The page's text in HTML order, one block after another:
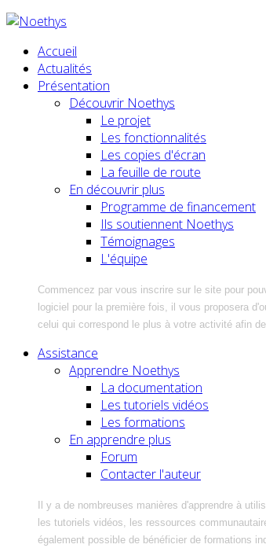
Accueil
Actualités
Présentation
Découvrir Noethys
Le projet
Les fonctionnalités
Les copies d'écran
La feuille de route
En découvrir plus
Programme de financement
Ils soutiennent Noethys
Témoignages
L'équipe
Commencez par vous inscrire sur le site pour
logiciel pour la première fois, il vous proposera
celui qui correspond le plus à votre activité afin
Assistance
Apprendre Noethys
La documentation
Les tutoriels vidéos
Les formations
En apprendre plus
Forum
Contacter l'auteur
Il y a de nombreuses manières d'apprendre à
les tutoriels vidéos, les ressources
également possible de bénéficier de formations